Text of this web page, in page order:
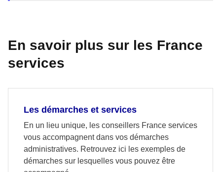
En savoir plus sur les France
services
Les démarches et services
En un lieu unique, les conseillers France services
vous accompagnent dans vos démarches
administratives. Retrouvez ici les exemples de
démarches sur lesquelles vous pouvez être